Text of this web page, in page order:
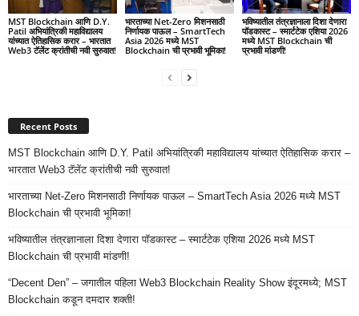
MST Blockchain आणि D.Y.
Patil अभियांत्रिकी महाविद्यालय
यांच्यात ऐतिहासिक करार – भारतात
Web3 टॅलेंट क्रांतीची नवी सुरुवात!
भारताच्या Net-Zero मिशनसाठी
निर्णायक पाऊल – SmartTech
Asia 2026 मध्ये MST
Blockchain ची प्रभावी भूमिका!
भविष्यातील तंत्रज्ञानाला दिशा देणारा
पॉडकास्ट – स्मार्टटेक एशिया 2026
मध्ये MST Blockchain ची
प्रभावी मांडणी!
Recent Posts
MST Blockchain आणि D.Y. Patil अभियांत्रिकी महाविद्यालय यांच्यात ऐतिहासिक करार –
भारतात Web3 टॅलेंट क्रांतीची नवी सुरुवात!
भारताच्या Net-Zero मिशनसाठी निर्णायक पाऊल – SmartTech Asia 2026 मध्ये MST
Blockchain ची प्रभावी भूमिका!
भविष्यातील तंत्रज्ञानाला दिशा देणारा पॉडकास्ट – स्मार्टटेक एशिया 2026 मध्ये MST
Blockchain ची प्रभावी मांडणी!
“Decent Den” – जगातील पहिला Web3 Blockchain Reality Show इंदूरमध्ये; MST
Blockchain कडून दमदार शक्ती!